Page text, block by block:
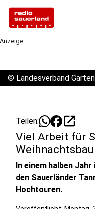
Anzeige
© Landesverband
Teilen: open_in_new
Viel Arbeit für
In einem halben
den Sauerländer
Hochtouren.